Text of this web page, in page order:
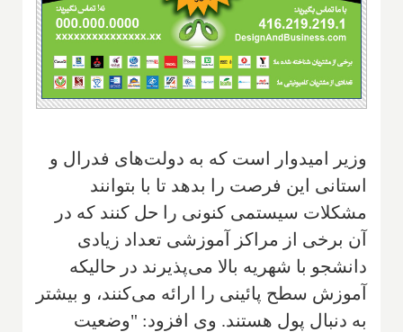
وزیر امیدوار است که به دولت‌های فدرال و
استانی این فرصت را بدهد تا با بتوانند
مشکلات سیستمی کنونی را حل کنند که در
آن برخی از مراکز آموزشی تعداد زیادی
دانشجو با شهریه بالا می‌پذیرند در حالیکه
آموزش سطح پائینی را ارائه می‌کنند، و بیشتر
به دنبال پول هستند. وی افزود: "وضعیت